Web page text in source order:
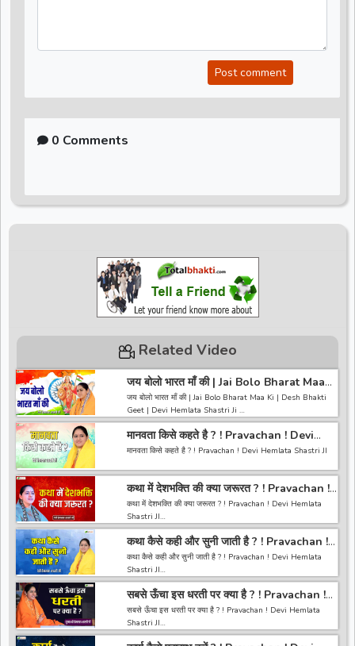
Post comment
0 Comments
Related Video
जय बोलो भारत माँ की | Jai Bolo Bharat Maa
Ki | Desh Bhakti Geet | Devi Hemlata
Shastri Ji
जय बोलो भारत माँ की | Jai Bolo Bharat Maa Ki | Desh Bhakti
Geet | Devi Hemlata Shastri Ji
------------------------------------------------------------------
---------------------------------------
ना भूले और वीडियो को लाइक करे कमेंट करे और शेयर करे.
https://bit.ly/2HNBbHd
------------------------------------------------------------------
---------------------
मानवता किसे कहते है ? ! Pravachan ! Devi
Hemlata Shastri JI
मानवता किसे कहते है ? ! Pravachan ! Devi Hemlata Shastri JI
------------------------------------------------------------------
-----------------------------------------
अगर आपको हमारी वीडियो अच्छी लगी तो हमारे चैनल को सब्सक्राइब करना
ना भूले और वीडियो को लाइक करे कमेंट करे और शेयर करे.
https://bit.ly/2HNBbHd
------------------------------------------------------------------
-----------------------------------------
Li
कथा में देशभक्ति की क्या जरूरत ? ! Pravachan !
Devi Hemlata Shastri JI
कथा में देशभक्ति की क्या जरूरत ? ! Pravachan ! Devi Hemlata
Shastri JI
------------------------------------------------------------------
-----------------------------------------
अगर आपको हमारी वीडियो अच्छी लगी तो हमारे चैनल को सब्सक्राइब करना
ना भूले और वीडियो को लाइक करे कमेंट करे और शेयर करे.
https://bit.ly/2HNBbHd
------------------------------------------------------------------
---------------------------------------
कथा कैसे कही और सुनी जाती है ? ! Pravachan !
Devi Hemlata Shastri JI
कथा कैसे कही और सुनी जाती है ? ! Pravachan ! Devi Hemlata
Shastri JI
------------------------------------------------------------------
-----------------------------------------
अगर आपको हमारी वीडियो अच्छी लगी तो हमारे चैनल को सब्सक्राइब करना
ना भूले और वीडियो को लाइक करे कमेंट करे और शेयर करे.
सबसे ऊँचा इस धरती पर क्या है ? ! Pravachan !
Devi Hemlata Shastri JI
सबसे ऊँचा इस धरती पर क्या है ? ! Pravachan ! Devi Hemlata
Shastri JI